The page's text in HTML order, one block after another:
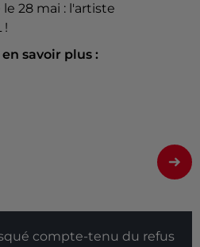
28 mai : l'artiste
!
savoir plus :
compte-tenu du refus